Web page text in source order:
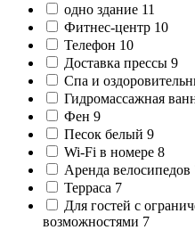
одно здание 11
Фитнес-центр 10
Телефон 10
Доставка прессы 9
Спа и
Гидромассажная
Фен 9
Песок белый 9
Wi-Fi в номере 8
Аренда велосипедов
Терраса 7
Для гостей с
возможностями 7